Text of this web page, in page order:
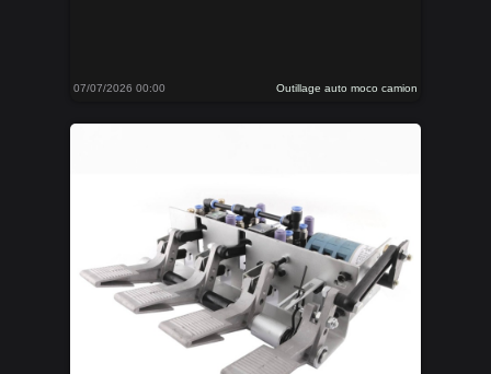
07/07/2026 00:00 Outillage auto moco camion